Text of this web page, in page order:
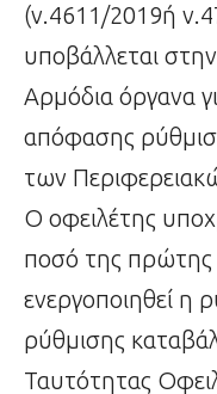
(ν.4611/2019ή
υποβάλλεται
Αρμόδια όργανα
απόφασης
των
Ο οφειλέτης
ποσό της πρώτης
ενεργοποιηθεί η
ρύθμισης
Ταυτότητας